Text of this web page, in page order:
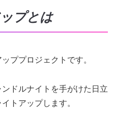
プとは
ププロジェクトです。
ドルナイトを手がけた日立
トアップします。